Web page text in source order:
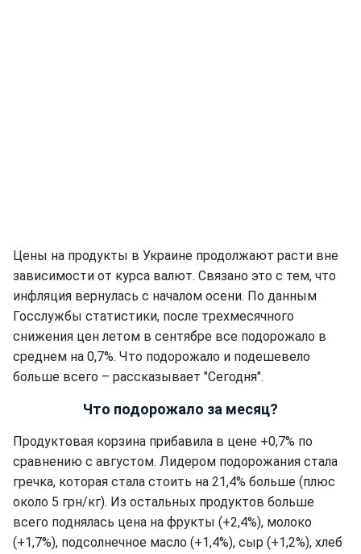
Цены на продукты в Украине продолжают расти вне
зависимости от курса валют. Связано это с тем, что
инфляция вернулась с началом осени. По данным
Госслужбы статистики, после трехмесячного
снижения цен летом в сентябре все подорожало в
среднем на 0,7%. Что подорожало и подешевело
больше всего – рассказывает "Сегодня".
Что подорожало за месяц?
Продуктовая корзина прибавила в цене +0,7% по
сравнению с августом. Лидером подорожания стала
гречка, которая стала стоить на 21,4% больше (плюс
около 5 грн/кг). Из остальных продуктов больше
всего поднялась цена на фрукты (+2,4%), молоко
(+1,7%), подсолнечное масло (+1,4%), сыр (+1,2%), хлеб